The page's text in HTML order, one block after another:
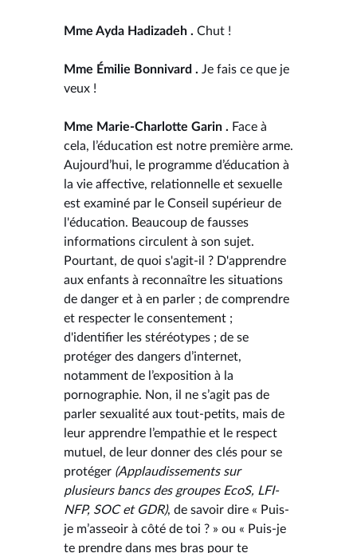
Mme Ayda Hadizadeh . Chut !
Mme Émilie Bonnivard . Je fais ce que je
veux !
Mme Marie-Charlotte Garin . Face à
cela, l’éducation est notre première arme.
Aujourd’hui, le programme d’éducation à
la vie affective, relationnelle et sexuelle
est examiné par le Conseil supérieur de
l'éducation. Beaucoup de fausses
informations circulent à son sujet.
Pourtant, de quoi s'agit-il ? D'apprendre
aux enfants à reconnaître les situations
de danger et à en parler ; de comprendre
et respecter le consentement ;
d'identifier les stéréotypes ; de se
protéger des dangers d’internet,
notamment de l’exposition à la
pornographie. Non, il ne s’agit pas de
parler sexualité aux tout-petits, mais de
leur apprendre l’empathie et le respect
mutuel, de leur donner des clés pour se
protéger (Applaudissements sur
plusieurs bancs des groupes EcoS, LFI-
NFP, SOC et GDR), de savoir dire « Puis-
je m’asseoir à côté de toi ? » ou « Puis-je
te prendre dans mes bras pour te